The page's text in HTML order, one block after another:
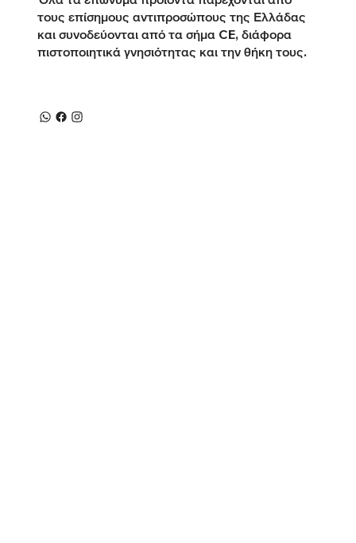
τους επίσημους αντιπροσώπους της Ελλάδας
και συνοδεύονται από τα σήμα CE, διάφορα
πιστοποιητικά γνησιότητας και την θήκη τους.